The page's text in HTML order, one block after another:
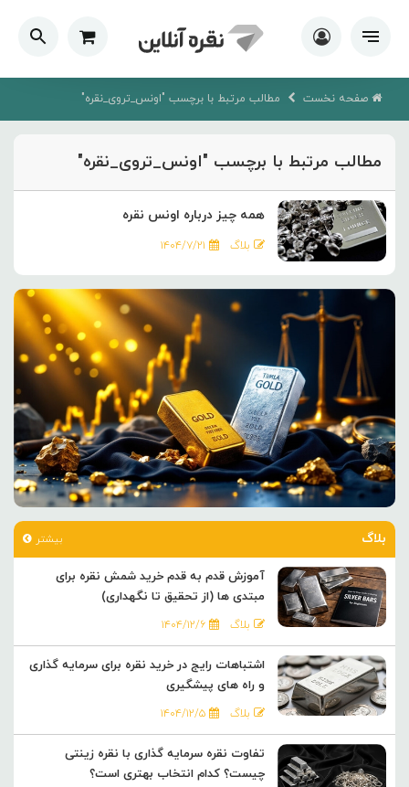
صفحه نخست مطالب مرتبط با برچسب "اونس_تروی_نقره"
مطالب مرتبط با برچسب "اونس_تروی_نقره"
همه چیز درباره اونس نقره
بلاگ ۱۴۰۴/۷/۲۱
بلاگ بیشتر
آموزش قدم به قدم خرید شمش نقره برای
مبتدی ها (از تحقیق تا نگهداری)
بلاگ ۱۴۰۴/۱۲/۶
اشتباهات رایج در خرید نقره برای سرمایه گذاری
و راه های پیشگیری
بلاگ ۱۴۰۴/۱۲/۵
تفاوت نقره سرمایه گذاری با نقره زینتی
چیست؟ کدام انتخاب بهتری است؟